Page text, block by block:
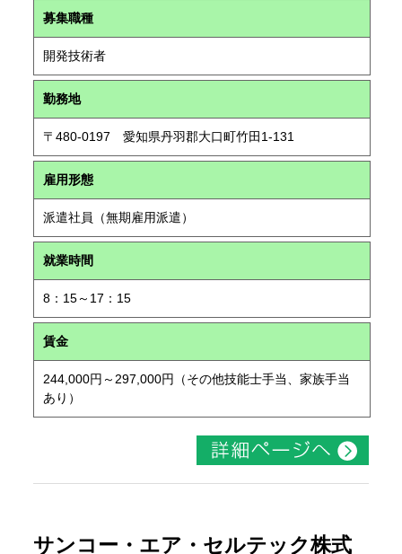
募集職種
開発技術者
勤務地
〒480-0197 愛知県丹羽郡大口町竹田1-131
雇用形態
派遣社員（無期雇用派遣）
就業時間
8：15～17：15
賃金
244,000円～297,000円（その他技能士手当、家族手当
あり）
サンコー・エア・セルテック株式